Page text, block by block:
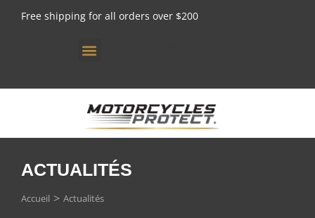
Free shipping for all orders over $200
ACTUALITÉS
Vous êtes ici :
Accueil Actualités